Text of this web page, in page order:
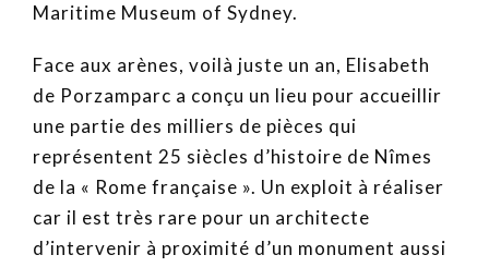
Maritime Museum of Sydney.
Face aux arènes, voilà juste un an, Elisabeth
de Porzamparc a conçu un lieu pour accueillir
une partie des milliers de pièces qui
représentent 25 siècles d’histoire de Nîmes
de la « Rome française ». Un exploit à réaliser
car il est très rare pour un architecte
d’intervenir à proximité d’un monument aussi